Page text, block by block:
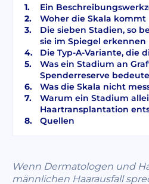
Ein
Woher die Skala kommt
Die sieben Stadien, so
sie im Spiegel erkennen
Die Typ-A-Variante, die
Was ein Stadium an
Spenderreserve
Was die Skala nicht
Warum ein Stadium
Haartransplantation
Quellen
Wenn Dermatologen und
männlichen Haarausfall